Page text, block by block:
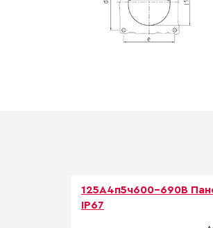
125A4п5ч600-690B
IP67